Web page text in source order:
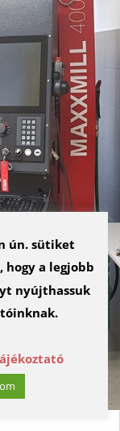
ún. sütiket
hogy a legjobb
nyújthassuk